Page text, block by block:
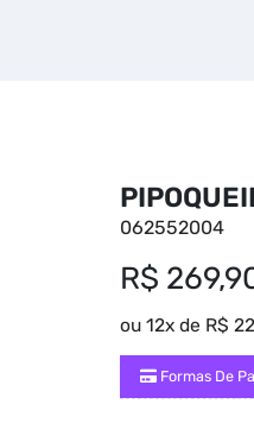
062552004
R$
ou 12x de R$
Formas De